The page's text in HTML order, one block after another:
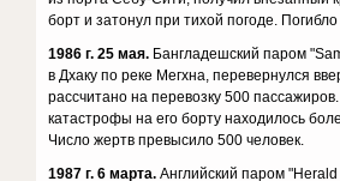
борт и затонул при тихой погоде.
1986 г. 25 мая. Бангладешский паром
в Дхаку по реке Мегхна, перевернулся
рассчитано на перевозку 500
катастрофы на его борту находилось
Число жертв превысило 500 человек.
1987 г. 6 марта. Английский паром